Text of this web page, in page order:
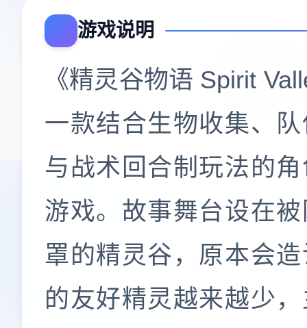
游戏说明
《精灵谷物语 Spirit
一款结合生物收集、
与战术回合制玩法的
游戏。故事舞台设在
罩的精灵谷，原本会
的友好精灵越来越少